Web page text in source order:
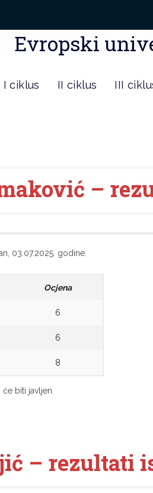
Evropski
I ciklus II ciklus III
–
03.07.2025. godine.
Ocjena
6
6
8
biti javljen.
– rezultati